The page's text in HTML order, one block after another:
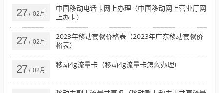
27 / 02月
中国移动电话卡网上办理（中国移动网上营业厅网
上办卡）
27 / 02月
2023年移动套餐价格表（2023年广东移动套餐价
格表）
27 / 02月
移动4g流量卡（移动4g流量卡怎么办理）